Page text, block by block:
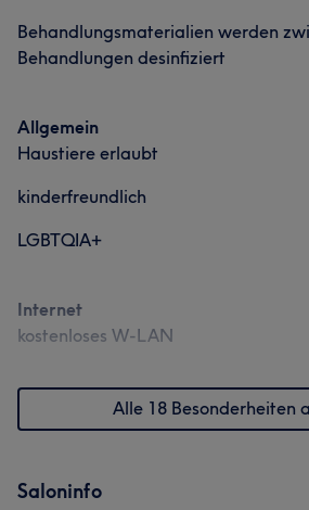
Was unsere Kunden über
5
Behandlungsmaterialien werden
Behandlungen desinfiziert
Allgemein
Haustiere erlaubt
kinderfreundlich
LGBTQIA+
Internet
kostenloses W-LAN
Alle 18 Besonderheiten
Saloninfo